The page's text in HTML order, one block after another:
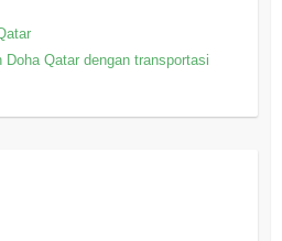
Doha Qatar dengan transportasi